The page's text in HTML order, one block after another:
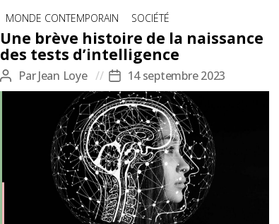
Catégories
MONDE CONTEMPORAIN SOCIÉTÉ
Une brève histoire de la naissance
des tests d’intelligence
Auteur
de
ParJean Loye
Date
de
l’article
14 septembre 2023